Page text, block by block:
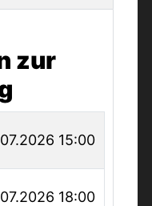
zur
15:00
18:00